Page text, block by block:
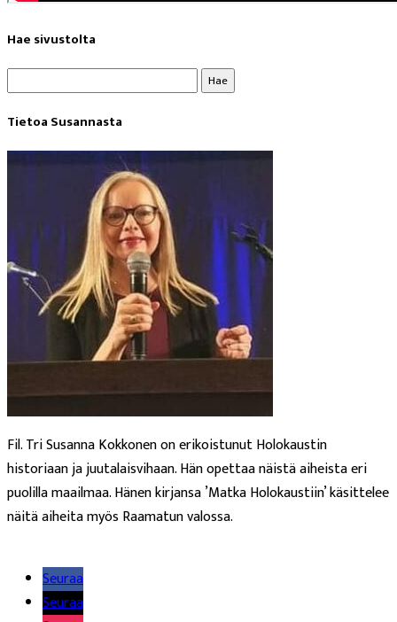
Hae sivustolta
Tietoa Susannasta
Fil. Tri Susanna Kokkonen on erikoistunut Holokaustin
historiaan ja juutalaisvihaan. Hän opettaa näistä aiheista eri
puolilla maailmaa. Hänen kirjansa ’Matka Holokaustiin’ käsittelee
näitä aiheita myös Raamatun valossa.
Seuraa
Seuraa